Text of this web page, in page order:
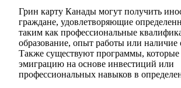
Грин карту Канады могут получить
граждане, удовлетворяющие
таким как профессиональные
образование, опыт работы или наличие
Также существуют программы, которые
эмиграцию на основе инвестиций или
профессиональных навыков в